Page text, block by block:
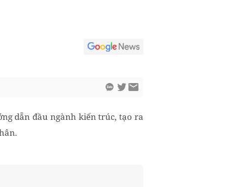
dẫn đầu ngành kiến trúc, tạo ra